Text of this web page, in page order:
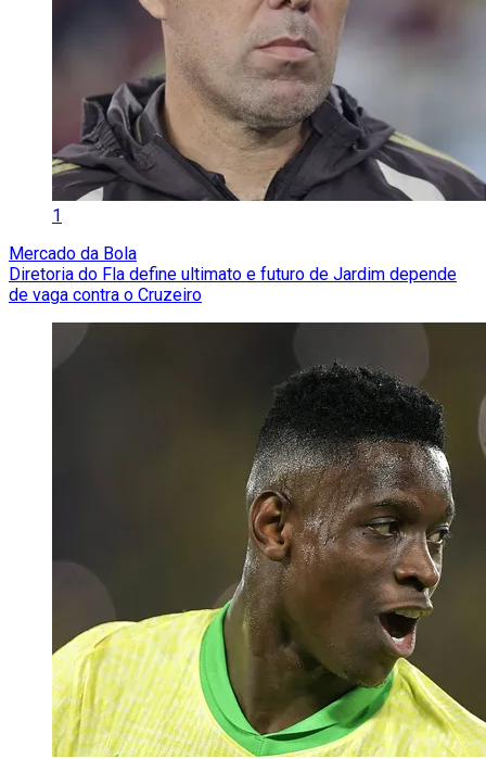
1
Mercado da Bola
Diretoria do Fla define ultimato e futuro de Jardim depende
de vaga contra o Cruzeiro